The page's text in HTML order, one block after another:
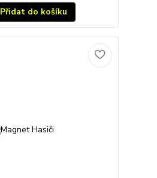
Přidat do košíku